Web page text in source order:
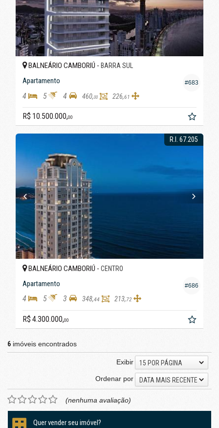
#683
BALNEÁRIO CAMBORIÚ - BARRA SUL
Apartamento
4 5 4 460,00 226,61
R$ 10.500.000,00
R.I. 67.205
#686
BALNEÁRIO CAMBORIÚ - CENTRO
Apartamento
4 5 3 348,44 213,72
R$ 4.300.000,00
6 imóveis encontrados
Exibir
15 POR PÁGINA
Ordenar por
DATA MAIS RECENTE
(nenhuma avaliação)
Quer vender seu imóvel?